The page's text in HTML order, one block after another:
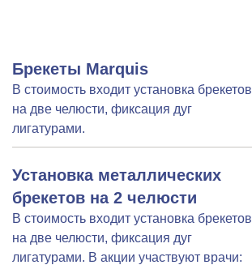
Брекеты Marquis
В стоимость входит установка брекетов
на две челюсти, фиксация дуг
лигатурами.
Установка металлических
брекетов на 2 челюсти
В стоимость входит установка брекетов
на две челюсти, фиксация дуг
лигатурами. В акции участвуют врачи: